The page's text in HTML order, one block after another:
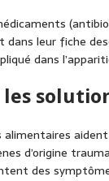
dans leur fiche
dans
d’origine
des